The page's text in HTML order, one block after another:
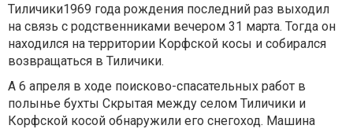
Тиличики1969 года рождения последний раз выходил
на связь с родственниками вечером 31 марта. Тогда он
находился на территории Корфской косы и собирался
возвращаться в Тиличики.
А 6 апреля в ходе поисково-спасательных работ в
полынье бухты Скрытая между селом Тиличики и
Корфской косой обнаружили его снегоход. Машина